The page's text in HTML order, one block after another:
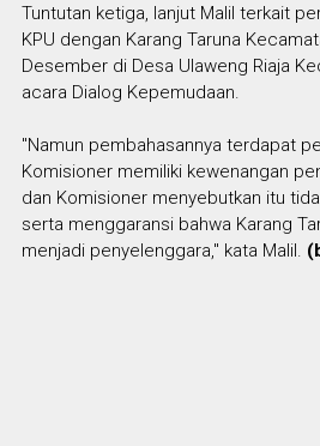
Tuntutan ketiga, lanjut Malil terkait
KPU dengan Karang Taruna
Desember di Desa Ulaweng Riaja
acara Dialog Kepemudaan.
"Namun pembahasannya terdapat
Komisioner memiliki kewenangan
dan Komisioner menyebutkan itu
serta menggaransi bahwa Karang
menjadi penyelenggara," kata Malil.